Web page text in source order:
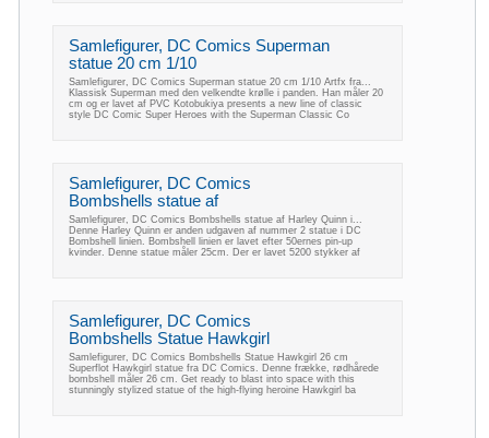
Samlefigurer, DC Comics Superman
statue 20 cm 1/10
Samlefigurer, DC Comics Superman statue 20 cm 1/10 Artfx fra...
Klassisk Superman med den velkendte krølle i panden. Han måler 20
cm og er lavet af PVC Kotobukiya presents a new line of classic
style DC Comic Super Heroes with the Superman Classic Co
Samlefigurer, DC Comics
Bombshells statue af
Samlefigurer, DC Comics Bombshells statue af Harley Quinn i...
Denne Harley Quinn er anden udgaven af nummer 2 statue i DC
Bombshell linien. Bombshell linien er lavet efter 50ernes pin-up
kvinder. Denne statue måler 25cm. Der er lavet 5200 stykker af
Samlefigurer, DC Comics
Bombshells Statue Hawkgirl
Samlefigurer, DC Comics Bombshells Statue Hawkgirl 26 cm
Superflot Hawkgirl statue fra DC Comics. Denne frække, rødhårede
bombshell måler 26 cm. Get ready to blast into space with this
stunningly stylized statue of the high-flying heroine Hawkgirl ba